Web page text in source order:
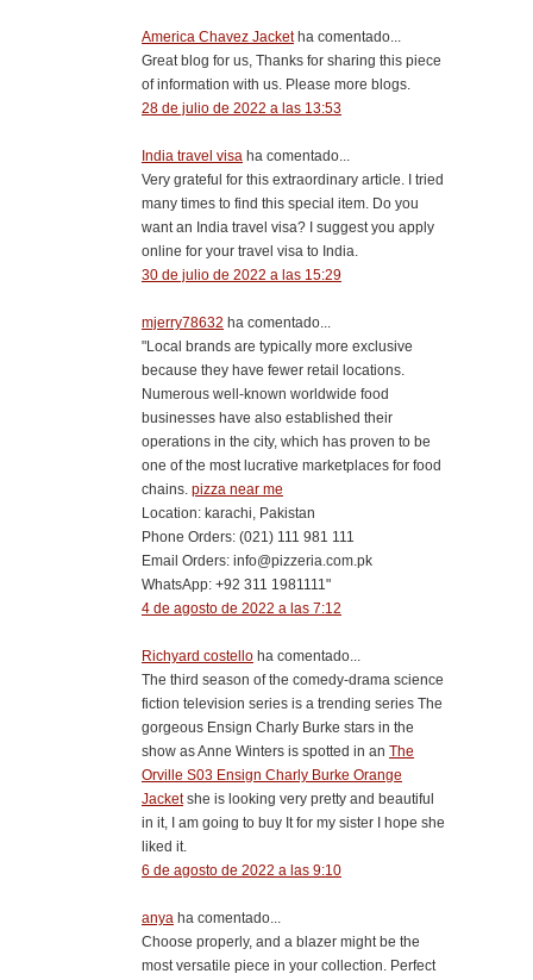
America Chavez Jacketha comentado...
Great blog for us, Thanks for sharing this piece
of information with us. Please more blogs.
28 de julio de 2022 a las 13:53
India travel visa ha comentado...
Very grateful for this extraordinary article. I tried
many times to find this special item. Do you
want an India travel visa? I suggest you apply
online for your travel visa to India.
30 de julio de 2022 a las 15:29
mjerry78632 ha comentado...
"Local brands are typically more exclusive
because they have fewer retail locations.
Numerous well-known worldwide food
businesses have also established their
operations in the city, which has proven to be
one of the most lucrative marketplaces for food
chains. pizza near me
Location: karachi, Pakistan
Phone Orders: (021) 111 981 111
Email Orders: info@pizzeria.com.pk
WhatsApp: +92 311 1981111"
4 de agosto de 2022 a las 7:12
Richyard costello ha comentado...
The third season of the comedy-drama science
fiction television series is a trending series The
gorgeous Ensign Charly Burke stars in the
show as Anne Winters is spotted in an The
Orville S03 Ensign Charly Burke Orange
Jacketshe is looking very pretty and beautiful
in it, I am going to buy It for my sister I hope she
liked it.
6 de agosto de 2022 a las 9:10
anya ha comentado...
Choose properly, and a blazer might be the
most versatile piece in your collection. Perfect